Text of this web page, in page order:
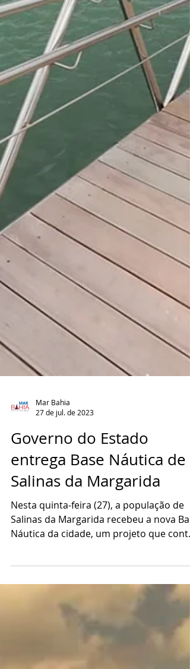
27 de jul. de 2023
Governo do Estado
entrega Base Náutica de
Salinas da Margarida
Nesta quinta-feira (27), a população de